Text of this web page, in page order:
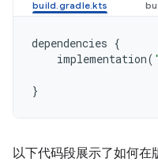
dependencies {
implementation(
}
以下代码段展示了如何在